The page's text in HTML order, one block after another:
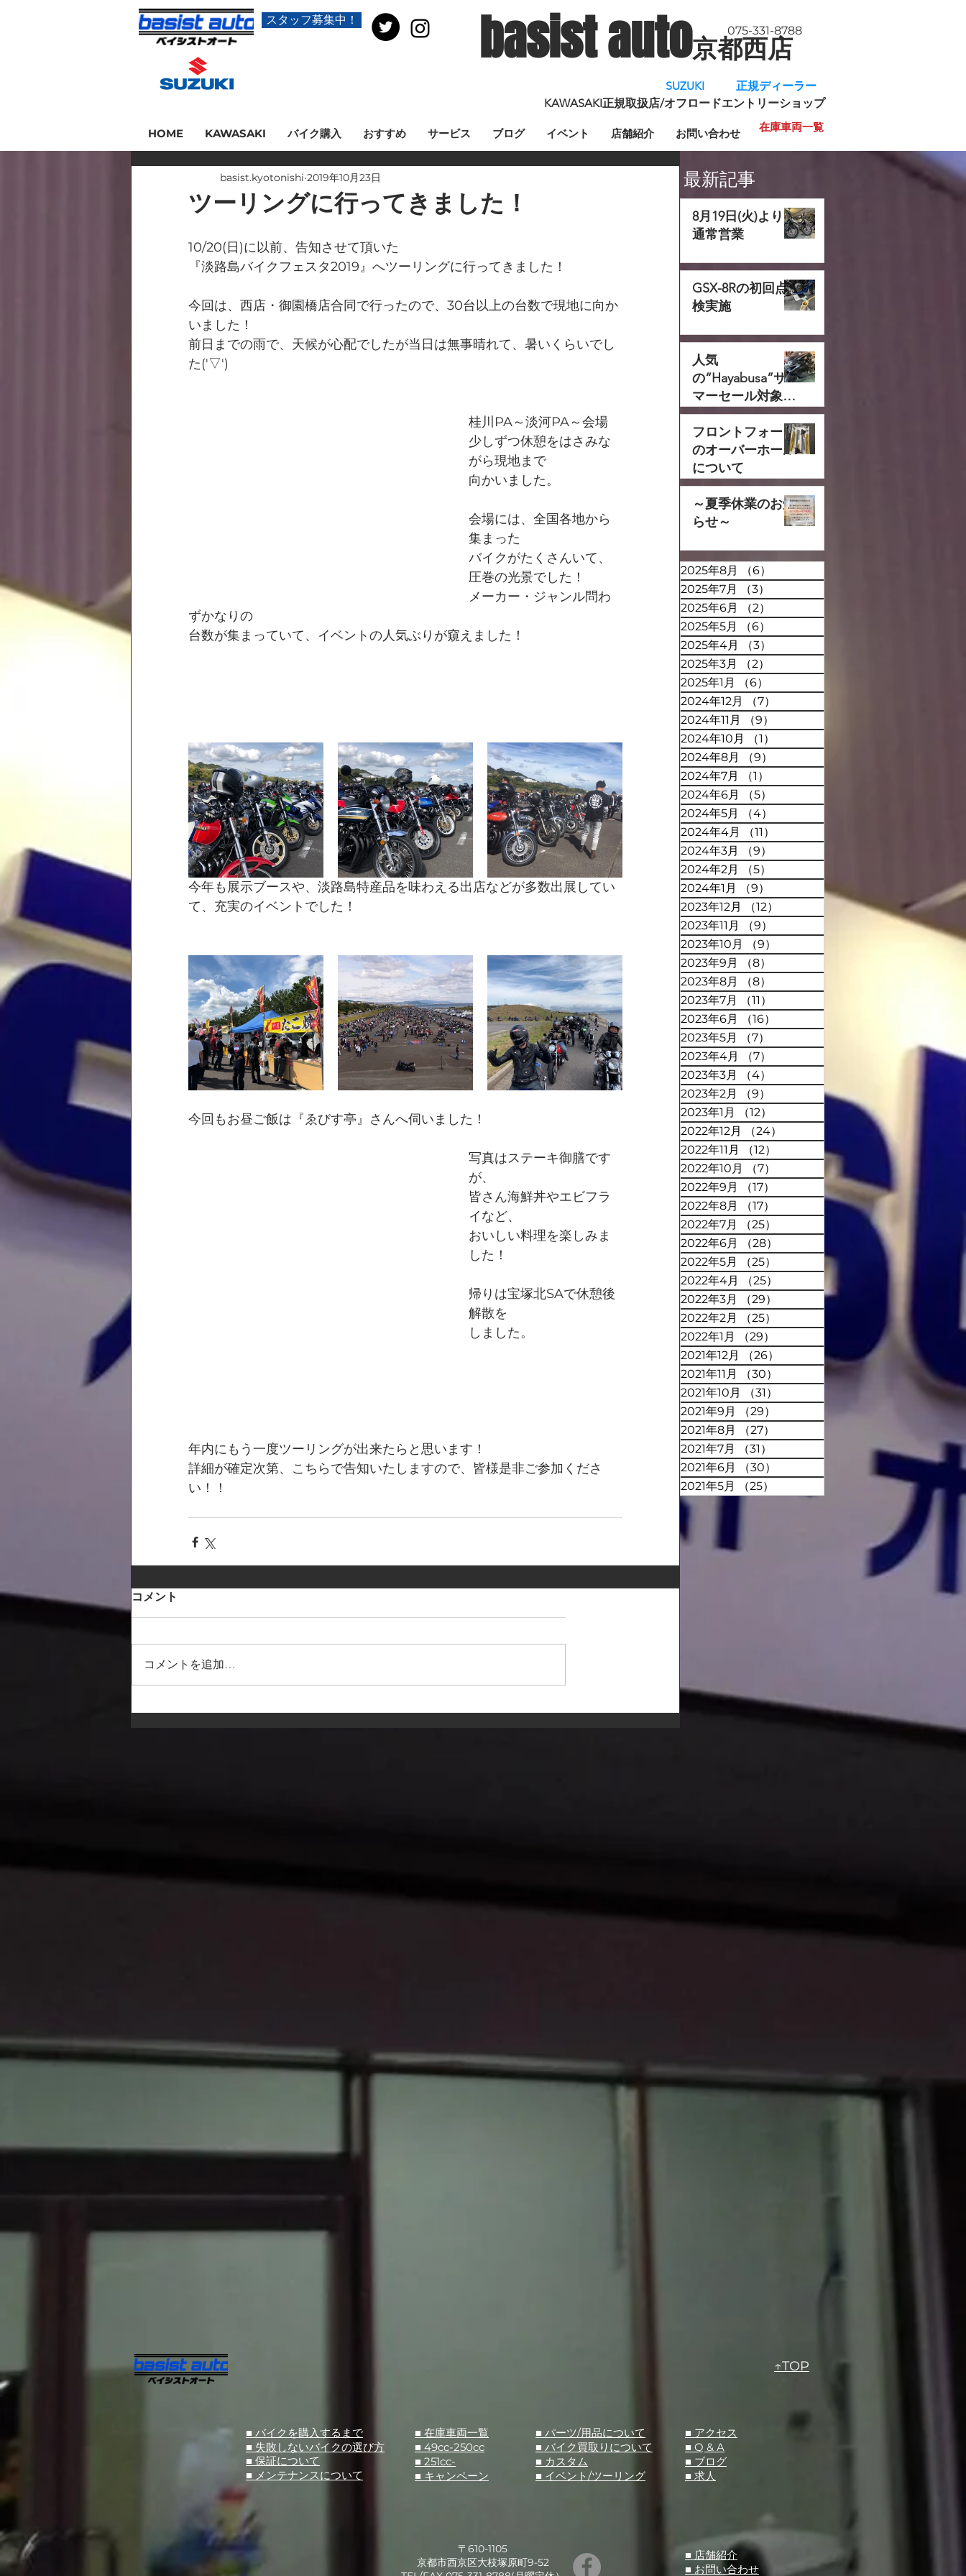
スタッフ募集中！ basist auto京都西店
075-331-8788
SUZUKI 正規ディーラー
KAWASAKI正規取扱店/オフロードエントリーショップ
HOME KAWASAKI バイク購入 おすすめ サービス ブログ イベント 店舗紹介 お問い合わせ 在庫車両一覧
最新記事
8月19日(火)より
通常営業
GSX-8Rの初回点
検実施
人気
の“Hayabusa”サ
マーセール対象で
す‼
フロントフォーク
のオーバーホール
について
～夏季休業のお知
らせ～
2025年8月 （6）
2025年7月
（3）
2025年6月
（2）
2025年5月
（6）
2025年4月
（3）
2025年3月
（2）
2025年1月
（6）
2024年12月
（7）
2024年11月
（9）
2024年10月
（1）
2024年8月
（9）
2024年7月
（1）
2024年6月
（5）
2024年5月
（4）
2024年4月
（11）
2024年3月
（9）
2024年2月
（5）
2024年1月
（9）
2023年12月
（12）
2023年11月
（9）
2023年10月
（9）
2023年9月
（8）
2023年8月
（8）
2023年7月
（11）
2023年6月
（16）
2023年5月
（7）
2023年4月
（7）
2023年3月
（4）
2023年2月
（9）
2023年1月
（12）
2022年12月
（24）
2022年11月
（12）
12件の記事
2022年10月
（7）
7件の記事
2022年9月
（17）
17件の記事
2022年8月
（17）
17件の記事
2022年7月
（25）
2022年6月
（28）
2022年5月
（25）
25件の記事
2022年4月
（25）
25件の記事
2022年3月
（29）
29件の記事
2022年2月
（25）
2022年1月
（29）
2021年12月
（26）
26件の記事
2021年11月
（30）
30件の記事
2021年10月
（31）
2021年9月
（29）
2021年8月
（27）
2021年7月
（31）
2021年6月
（30）
2021年5月
（25）
ツーリングに行ってきました！
basist.kyotonishi 2019年10月23日
10/20(日)に以前、告知させて頂いた
『淡路島バイクフェスタ2019』へツーリングに行ってきました！
今回は、西店・御園橋店合同で行ったので、30台以上の台数で現地に向か
いました！
前日までの雨で、天候が心配でしたが当日は無事晴れて、暑いくらいでし
た('▽')
桂川PA～淡河PA～会場
少しずつ休憩をはさみな
がら現地まで
向かいました。
会場には、全国各地から
集まった
バイクがたくさんいて、
圧巻の光景でした！
メーカー・ジャンル問わ
ずかなりの
台数が集まっていて、イベントの人気ぶりが窺えました！
今年も展示ブースや、淡路島特産品を味わえる出店などが多数出展してい
て、充実のイベントでした！
今回もお昼ご飯は『ゑびす亭』さんへ伺いました！
写真はステーキ御膳です
が、
皆さん海鮮丼やエビフラ
イなど、
おいしい料理を楽しみま
した！
帰りは宝塚北SAで休憩後
解散を
しました。
年内にもう一度ツーリングが出来たらと思います！
詳細が確定次第、こちらで告知いたしますので、皆様是非ご参加くださ
い！！
コメント
コメントを追加…
■ バイクを購入するまで
■ 失敗しないバイクの選び方
■ 保証について
■ メンテナンスについて
■ 在庫車両一覧
■ 49cc-250cc
■ 251cc-
■ キャンペーン
■ パーツ/用品について
​■ バイク買取りについて
​■ カスタム
​■ イベント/ツーリング
〒610-1105
京都市西京区大枝塚原町9-52
↑TOP
​■ アクセス
■ Q & A
​■ ブログ
​■ 求人
​■ 店舗紹介
■ お問い合わせ